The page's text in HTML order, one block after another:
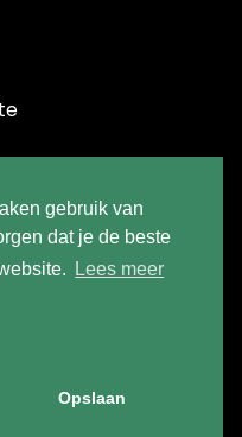
gebruik van
dat je de beste
Lees meer
Opslaan
populaire